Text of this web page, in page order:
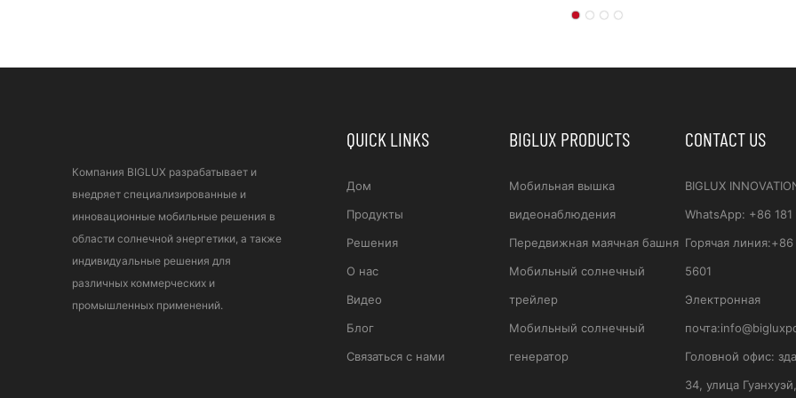
Компания BIGLUX разрабатывает и
внедряет специализированные и
инновационные мобильные решения в
области солнечной энергетики, а также
индивидуальные решения для
различных коммерческих и
промышленных применений.
QUICK LINKS
Дом
Продукты
Решения
О нас
Видео
Блог
Связаться с нами
BIGLUX PRODUCTS
Мобильная вышка
видеонаблюдения
Передвижная маячная башня
Мобильный солнечный
трейлер
Мобильный солнечный
генератор
CONTACT US
BIGLUX
WhatsApp: +86
Горячая линия:+86
5601
Электронная
почта:
Головной офис:
34, улица